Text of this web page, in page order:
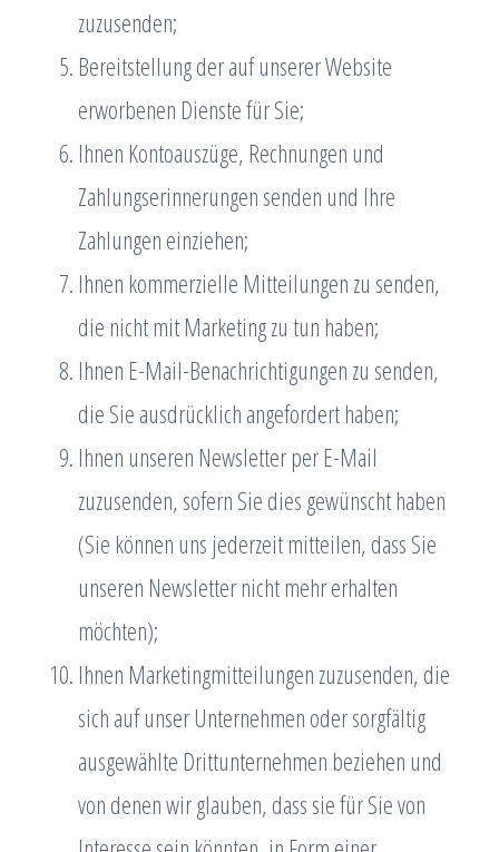
zuzusenden;
Bereitstellung der auf unserer Website
erworbenen Dienste für Sie;
Ihnen Kontoauszüge, Rechnungen und
Zahlungserinnerungen senden und Ihre
Zahlungen einziehen;
Ihnen kommerzielle Mitteilungen zu senden,
die nicht mit Marketing zu tun haben;
Ihnen E-Mail-Benachrichtigungen zu senden,
die Sie ausdrücklich angefordert haben;
Ihnen unseren Newsletter per E-Mail
zuzusenden, sofern Sie dies gewünscht haben
(Sie können uns jederzeit mitteilen, dass Sie
unseren Newsletter nicht mehr erhalten
möchten);
Ihnen Marketingmitteilungen zuzusenden, die
sich auf unser Unternehmen oder sorgfältig
ausgewählte Drittunternehmen beziehen und
von denen wir glauben, dass sie für Sie von